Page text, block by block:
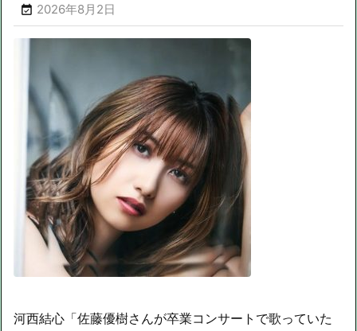
 2026年8月2日
河西結心「佐藤優樹さんが卒業コンサートで歌っていた